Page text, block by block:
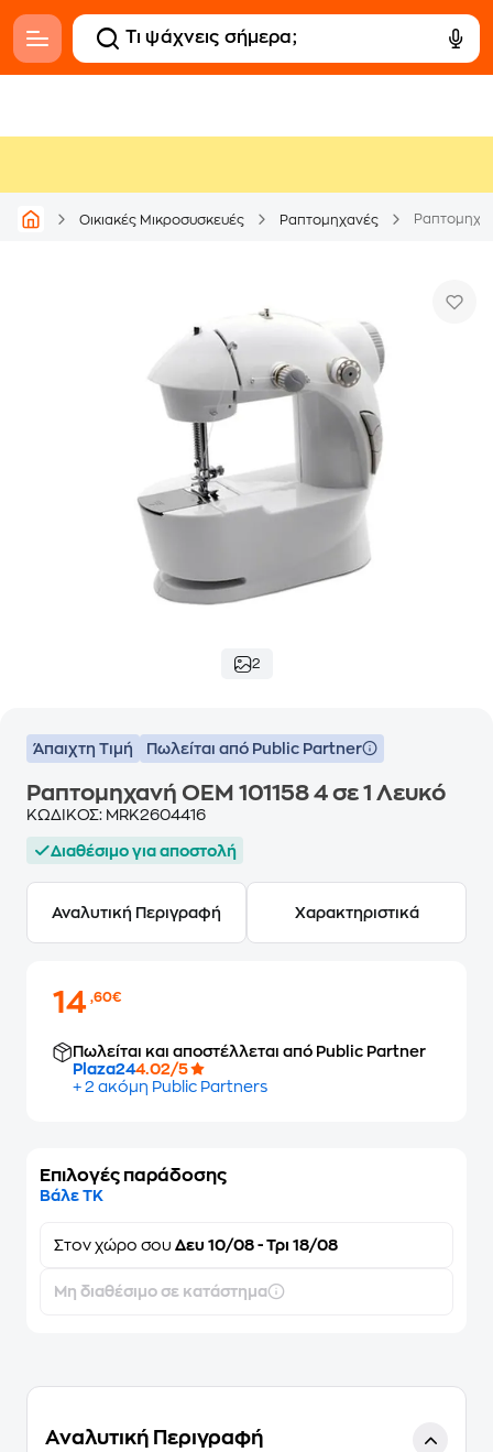
Οικιακές Μικροσυσκευές Ραπτομηχανές
2
Άπαιχτη Τιμή Πωλείται από Public Partner
Ραπτομηχανή OEM 101158 4 σε 1 Λευκό
ΚΩΔΙΚΟΣ: MRK2604416
Διαθέσιμο για αποστολή
Αναλυτική Περιγραφή Χαρακτηριστικά
14,60€
Πωλείται και αποστέλλεται από Public Partner
Plaza244.02/5
+ 2 ακόμη Public Partners
Επιλογές παράδοσης
Βάλε ΤΚ
Στον χώρο σου Δευ 10/08 - Τρι 18/08
Μη διαθέσιμο σε κατάστημα
Αναλυτική Περιγραφή